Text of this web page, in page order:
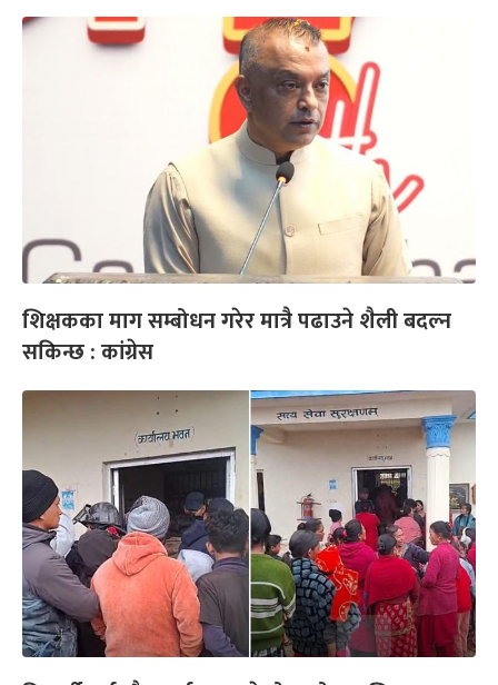
शिक्षकका माग सम्बोधन गरेर मात्रै पढाउने शैली बदल्न
सकिन्छ : कांग्रेस